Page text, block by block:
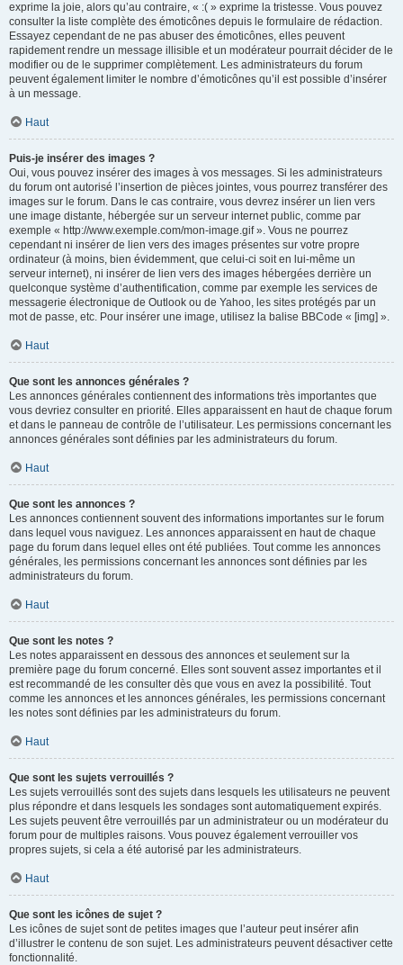
exprime la joie, alors qu’au contraire, « :( » exprime la tristesse. Vous pouvez
consulter la liste complète des émoticônes depuis le formulaire de rédaction.
Essayez cependant de ne pas abuser des émoticônes, elles peuvent
rapidement rendre un message illisible et un modérateur pourrait décider de le
modifier ou de le supprimer complètement. Les administrateurs du forum
peuvent également limiter le nombre d’émoticônes qu’il est possible d’insérer
à un message.
Haut
Puis-je insérer des images ?
Oui, vous pouvez insérer des images à vos messages. Si les administrateurs
du forum ont autorisé l’insertion de pièces jointes, vous pourrez transférer des
images sur le forum. Dans le cas contraire, vous devrez insérer un lien vers
une image distante, hébergée sur un serveur internet public, comme par
exemple « http://www.exemple.com/mon-image.gif ». Vous ne pourrez
cependant ni insérer de lien vers des images présentes sur votre propre
ordinateur (à moins, bien évidemment, que celui-ci soit en lui-même un
serveur internet), ni insérer de lien vers des images hébergées derrière un
quelconque système d’authentification, comme par exemple les services de
messagerie électronique de Outlook ou de Yahoo, les sites protégés par un
mot de passe, etc. Pour insérer une image, utilisez la balise BBCode « [img] ».
Haut
Que sont les annonces générales ?
Les annonces générales contiennent des informations très importantes que
vous devriez consulter en priorité. Elles apparaissent en haut de chaque forum
et dans le panneau de contrôle de l’utilisateur. Les permissions concernant les
annonces générales sont définies par les administrateurs du forum.
Haut
Que sont les annonces ?
Les annonces contiennent souvent des informations importantes sur le forum
dans lequel vous naviguez. Les annonces apparaissent en haut de chaque
page du forum dans lequel elles ont été publiées. Tout comme les annonces
générales, les permissions concernant les annonces sont définies par les
administrateurs du forum.
Haut
Que sont les notes ?
Les notes apparaissent en dessous des annonces et seulement sur la
première page du forum concerné. Elles sont souvent assez importantes et il
est recommandé de les consulter dès que vous en avez la possibilité. Tout
comme les annonces et les annonces générales, les permissions concernant
les notes sont définies par les administrateurs du forum.
Haut
Que sont les sujets verrouillés ?
Les sujets verrouillés sont des sujets dans lesquels les utilisateurs ne peuvent
plus répondre et dans lesquels les sondages sont automatiquement expirés.
Les sujets peuvent être verrouillés par un administrateur ou un modérateur du
forum pour de multiples raisons. Vous pouvez également verrouiller vos
propres sujets, si cela a été autorisé par les administrateurs.
Haut
Que sont les icônes de sujet ?
Les icônes de sujet sont de petites images que l’auteur peut insérer afin
d’illustrer le contenu de son sujet. Les administrateurs peuvent désactiver cette
fonctionnalité.